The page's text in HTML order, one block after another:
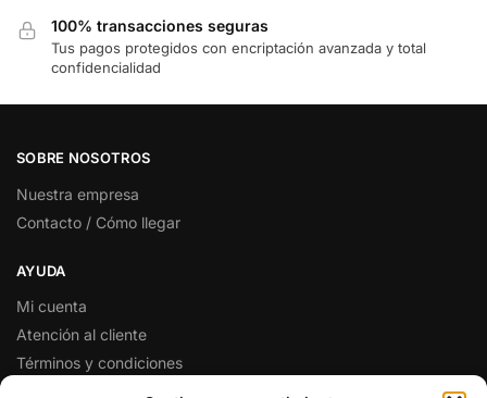
100% transacciones seguras
Tus pagos protegidos con encriptación avanzada y total
confidencialidad
SOBRE NOSOTROS
Nuestra empresa
Contacto / Cómo llegar
AYUDA
Mi cuenta
Atención al cliente
Términos y condiciones
Preguntas y respuestas